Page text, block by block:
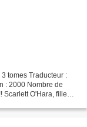
tomes Traducteur :
: 2000 Nombre de
Scarlett O'Hara, fille